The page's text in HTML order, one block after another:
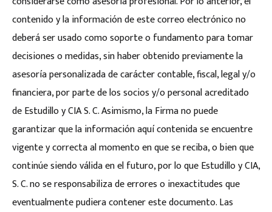
contenido y la información de este correo electrónico no
deberá ser usado como soporte o fundamento para tomar
decisiones o medidas, sin haber obtenido previamente la
asesoría personalizada de carácter contable, fiscal, legal y/o
financiera, por parte de los socios y/o personal acreditado
de Estudillo y CIA S. C. Asimismo, la Firma no puede
garantizar que la información aquí contenida se encuentre
vigente y correcta al momento en que se reciba, o bien que
continúe siendo válida en el futuro, por lo que Estudillo y CIA,
S. C. no se responsabiliza de errores o inexactitudes que
eventualmente pudiera contener este documento. Las